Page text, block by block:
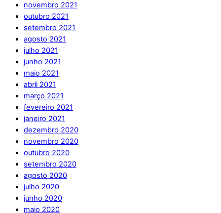
novembro 2021
outubro 2021
setembro 2021
agosto 2021
julho 2021
junho 2021
maio 2021
abril 2021
março 2021
fevereiro 2021
janeiro 2021
dezembro 2020
novembro 2020
outubro 2020
setembro 2020
agosto 2020
julho 2020
junho 2020
maio 2020